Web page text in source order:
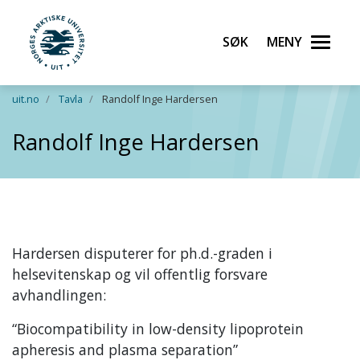
Gå til hovedinnhold
UiT Norges arktiske universitet
Søk Meny
uit.no Tavla Randolf Inge Hardersen
Randolf Inge Hardersen
Hardersen disputerer for ph.d.-graden i
helsevitenskap og vil offentlig forsvare
avhandlingen:
“Biocompatibility in low-density lipoprotein
apheresis and plasma separation”